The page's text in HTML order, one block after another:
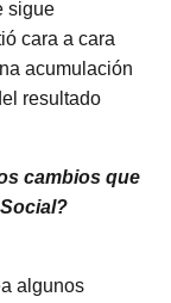
sigue
cara a cara
acumulación
resultado
cambios que
algunos